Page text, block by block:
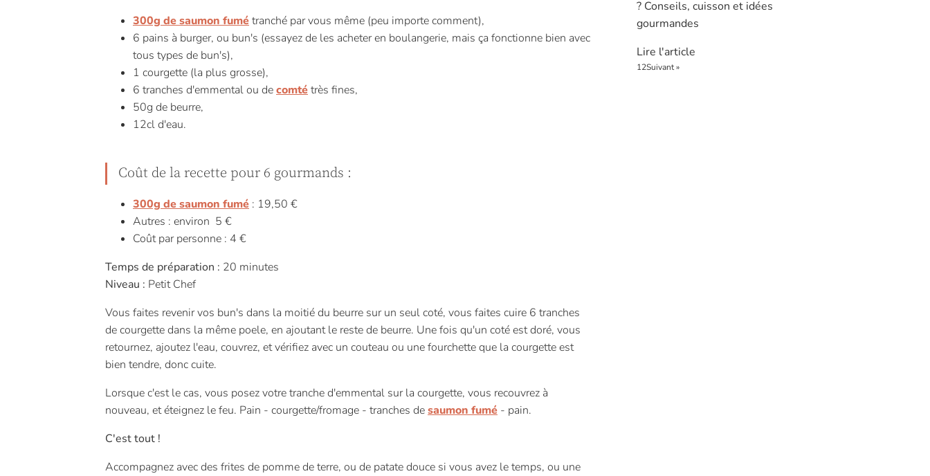
300g de saumon fumétranché par vous même (peu importe comment),
6 pains à burger, ou bun's (essayez de les acheter en boulangerie, mais ça fonctionne bien avec
tous types de bun's),
1 courgette (la plus grosse),
6 tranches d'emmental ou decomtétrès fines,
50g de beurre,
12cl d'eau.
Coût de la recette pour 6 gourmands :
300g de saumon fumé : 19,50 €
Autres : environ 5 €
Coût par personne : 4 €
Temps de préparation : 20 minutes
Niveau : Petit Chef
Vous faites revenir vos bun's dans la moitié du beurre sur un seul coté, vous faites cuire 6 tranches
de courgette dans la même poele, en ajoutant le reste de beurre. Une fois qu'un coté est doré, vous
retournez, ajoutez l'eau, couvrez, et vérifiez avec un couteau ou une fourchette que la courgette est
bien tendre, donc cuite.
Lorsque c'est le cas, vous posez votre tranche d'emmental sur la courgette, vous recouvrez à
nouveau, et éteignez le feu. Pain - courgette/fromage - tranches desaumon fumé - pain.
C'est tout !
Accompagnez avec des frites de pomme de terre, ou de patate douce si vous avez le temps, ou une
? Conseils, cuisson et idées
gourmandes
Lire l'article
12Suivant »